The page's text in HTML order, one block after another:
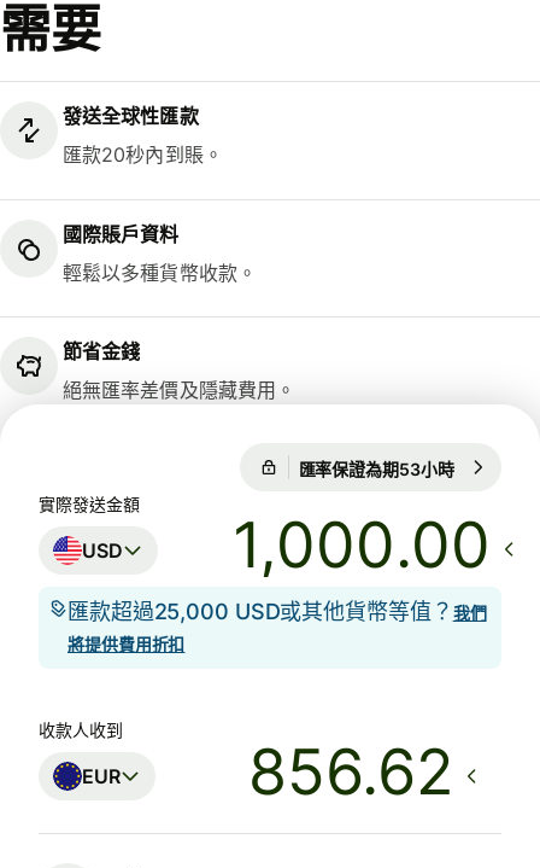
需要
發送全球性匯款
匯款20秒內到賬。
國際賬戶資料
輕鬆以多種貨幣收款。
節省金錢
絕無匯率差價及隱藏費用。
匯率保證為期53小時
實際發送金額
USD .00
匯款超過25,000 USD或其他貨幣等值？ 我們
將提供費用折扣
收款人收到
EUR